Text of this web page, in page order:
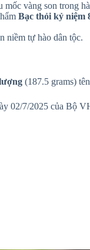
mốc vàng son trong
Bạc thỏi kỷ niệm
niềm tự hào dân tộc.
(187.5 grams)
02/7/2025 của Bộ